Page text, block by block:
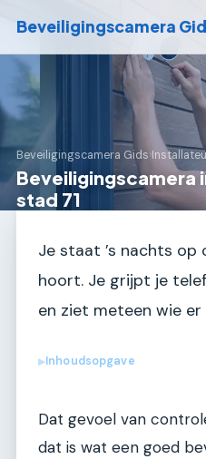
Beveiligingscamera
Beveiligingscamera Gids›
Beveiligingscamera
stad 71
Je staat ’s nachts op
hoort. Je grijpt je
en ziet meteen wie
▶Inhoudsopgave
Dat gevoel van
dat is wat een goed